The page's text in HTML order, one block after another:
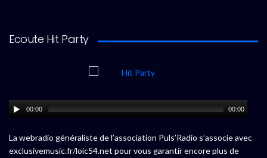
Ecoute Hit Party
00:00 00:00
La webradio généraliste de l’association Puls’Radio s’associe avec
exclusivemusic.fr/loic54.net pour vous garantir encore plus de